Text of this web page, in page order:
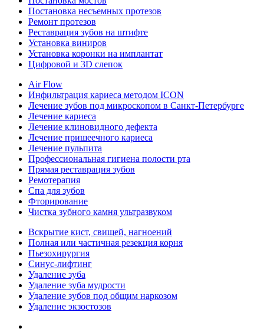
Постановка несъемных протезов
Ремонт протезов
Реставрация зубов на штифте
Установка виниров
Установка коронки на имплантат
Цифровой и 3D слепок
Air Flow
Инфильтрация кариеса методом ICON
Лечение зубов под микроскопом в Санкт-Петербурге
Лечение кариеса
Лечение клиновидного дефекта
Лечение пришеечного кариеса
Лечение пульпита
Профессиональная гигиена полости рта
Прямая реставрация зубов
Ремотерапия
Спа для зубов
Фторирование
Чистка зубного камня ультразвуком
Вскрытие кист, свищей, нагноений
Полная или частичная резекция корня
Пьезохирургия
Синус-лифтинг
Удаление зуба
Удаление зуба мудрости
Удаление зубов под общим наркозом
Удаление экзостозов